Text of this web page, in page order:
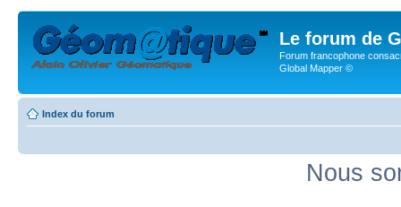
Le forum de
Forum francophone
Global Mapper ©
Index du forum
Nous